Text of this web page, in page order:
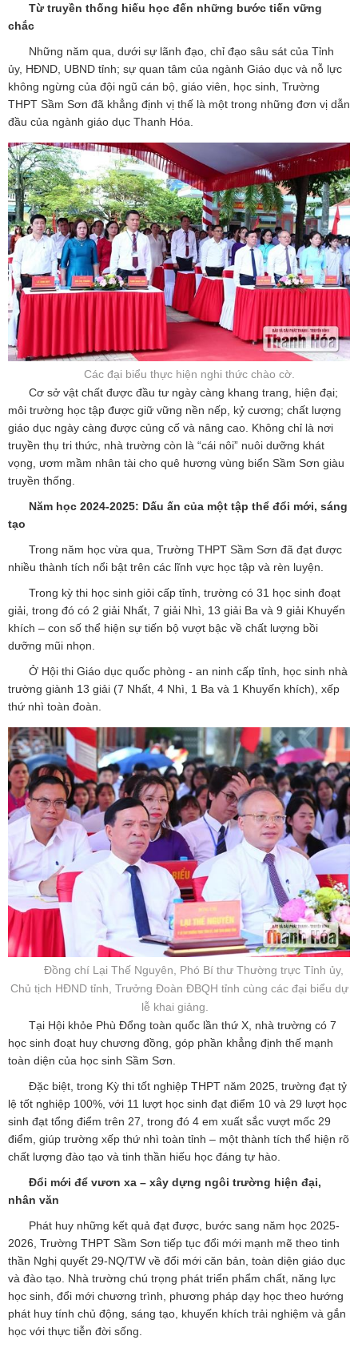
Từ truyền thống hiếu học đến những bước tiến vững
chắc
Những năm qua, dưới sự lãnh đạo, chỉ đạo sâu sát của Tỉnh
ủy, HĐND, UBND tỉnh; sự quan tâm của ngành Giáo dục và nỗ lực
không ngừng của đội ngũ cán bộ, giáo viên, học sinh, Trường
THPT Sầm Sơn đã khẳng định vị thế là một trong những đơn vị dẫn
đầu của ngành giáo dục Thanh Hóa.
Các đại biểu thực hiện nghi thức chào cờ.
Cơ sở vật chất được đầu tư ngày càng khang trang, hiện đại;
môi trường học tập được giữ vững nền nếp, kỷ cương; chất lượng
giáo dục ngày càng được củng cố và nâng cao. Không chỉ là nơi
truyền thụ tri thức, nhà trường còn là “cái nôi” nuôi dưỡng khát
vọng, ươm mầm nhân tài cho quê hương vùng biển Sầm Sơn giàu
truyền thống.
Năm học 2024-2025: Dấu ấn của một tập thể đổi mới, sáng
tạo
Trong năm học vừa qua, Trường THPT Sầm Sơn đã đạt được
nhiều thành tích nổi bật trên các lĩnh vực học tập và rèn luyện.
Trong kỳ thi học sinh giỏi cấp tỉnh, trường có 31 học sinh đoạt
giải, trong đó có 2 giải Nhất, 7 giải Nhì, 13 giải Ba và 9 giải Khuyến
khích – con số thể hiện sự tiến bộ vượt bậc về chất lượng bồi
dưỡng mũi nhọn.
Ở Hội thi Giáo dục quốc phòng - an ninh cấp tỉnh, học sinh nhà
trường giành 13 giải (7 Nhất, 4 Nhì, 1 Ba và 1 Khuyến khích), xếp
thứ nhì toàn đoàn.
Đồng chí Lại Thế Nguyên, Phó Bí thư Thường trực Tỉnh ủy,
Chủ tịch HĐND tỉnh, Trưởng Đoàn ĐBQH tỉnh cùng các đại biểu dự
lễ khai giảng.
Tại Hội khỏe Phù Đổng toàn quốc lần thứ X, nhà trường có 7
học sinh đoạt huy chương đồng, góp phần khẳng định thế mạnh
toàn diện của học sinh Sầm Sơn.
Đặc biệt, trong Kỳ thi tốt nghiệp THPT năm 2025, trường đạt tỷ
lệ tốt nghiệp 100%, với 11 lượt học sinh đạt điểm 10 và 29 lượt học
sinh đạt tổng điểm trên 27, trong đó 4 em xuất sắc vượt mốc 29
điểm, giúp trường xếp thứ nhì toàn tỉnh – một thành tích thể hiện rõ
chất lượng đào tạo và tinh thần hiếu học đáng tự hào.
Đổi mới để vươn xa – xây dựng ngôi trường hiện đại,
nhân văn
Phát huy những kết quả đạt được, bước sang năm học 2025-
2026, Trường THPT Sầm Sơn tiếp tục đổi mới mạnh mẽ theo tinh
thần Nghị quyết 29-NQ/TW về đổi mới căn bản, toàn diện giáo dục
và đào tạo. Nhà trường chú trọng phát triển phẩm chất, năng lực
học sinh, đổi mới chương trình, phương pháp dạy học theo hướng
phát huy tính chủ động, sáng tạo, khuyến khích trải nghiệm và gắn
học với thực tiễn đời sống.